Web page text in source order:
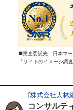
■実査委託先：日本マ
「サイトのイメージ調査
[株式会社大林
コンサルテ